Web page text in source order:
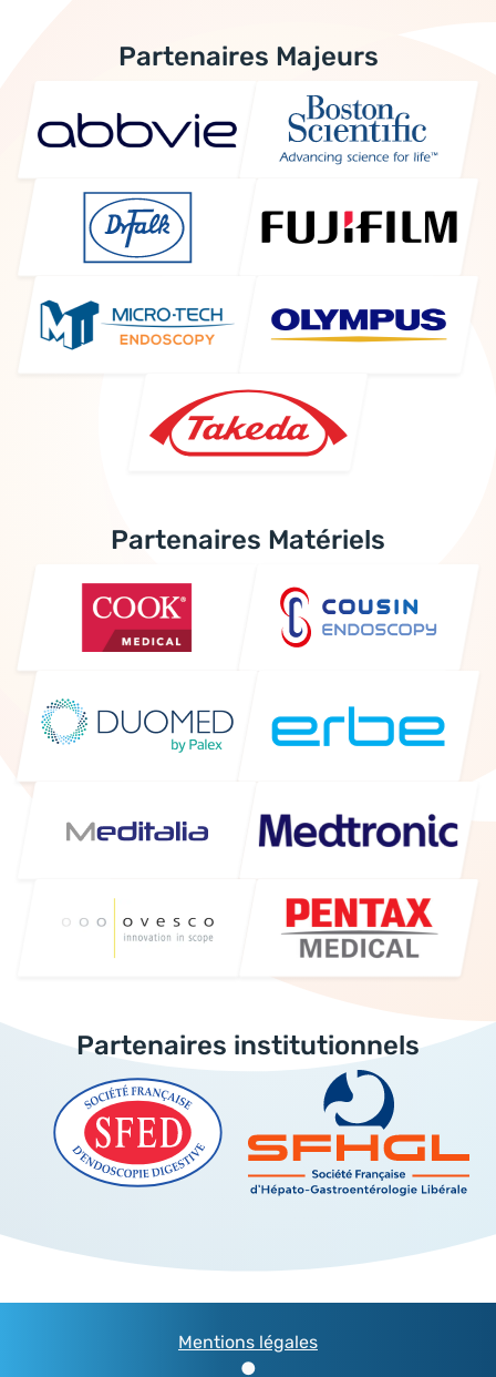
Partenaires Majeurs
Partenaires Matériels
Partenaires institutionnels
Mentions légales
●